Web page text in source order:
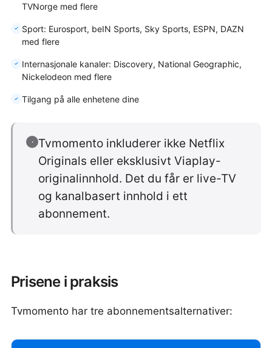
TVNorge med flere
Sport: Eurosport, beIN Sports, Sky Sports, ESPN, DAZN
med flere
Internasjonale kanaler: Discovery, National Geographic,
Nickelodeon med flere
Tilgang på alle enhetene dine
·
Tvmomento inkluderer ikke Netflix
Originals eller eksklusivt Viaplay-
originalinnhold. Det du får er live-TV
og kanalbasert innhold i ett
abonnement.
Prisene i praksis
Tvmomento har tre abonnementsalternativer: